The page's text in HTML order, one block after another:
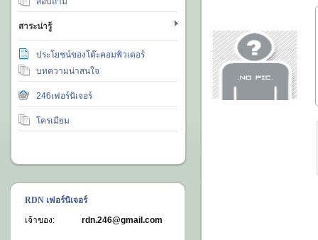
สาระน่ารู้
ประโยชน์ของโต๊ะคอมพิวเตอร์
บทความน่าสนใจ
246เฟอร์นิเจอร์
โครเมียม
RDN เฟอร์นิเจอร์
เจ้าของ:
rdn.246@gmail.com